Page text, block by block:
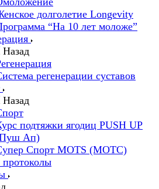
долголетие Longevity
“На 10 лет моложе”
Назад
регенерации суставов
Назад
подтяжки ягодиц PUSH UP
Ап)
Спорт MOTS (МОТС)